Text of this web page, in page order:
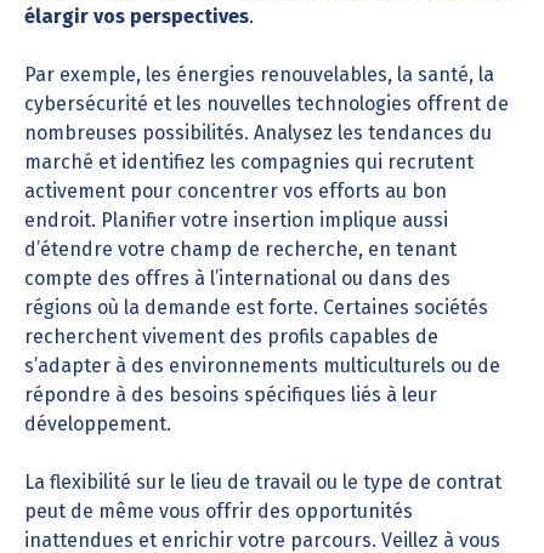
élargir vos perspectives.
Par exemple, les énergies renouvelables, la santé, la
cybersécurité et les nouvelles technologies offrent de
nombreuses possibilités. Analysez les tendances du
marché et identifiez les compagnies qui recrutent
activement pour concentrer vos efforts au bon
endroit. Planifier votre insertion implique aussi
d’étendre votre champ de recherche, en tenant
compte des offres à l’international ou dans des
régions où la demande est forte. Certaines sociétés
recherchent vivement des profils capables de
s’adapter à des environnements multiculturels ou de
répondre à des besoins spécifiques liés à leur
développement.
La flexibilité sur le lieu de travail ou le type de contrat
peut de même vous offrir des opportunités
inattendues et enrichir votre parcours. Veillez à vous